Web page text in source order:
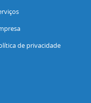
de privacidade